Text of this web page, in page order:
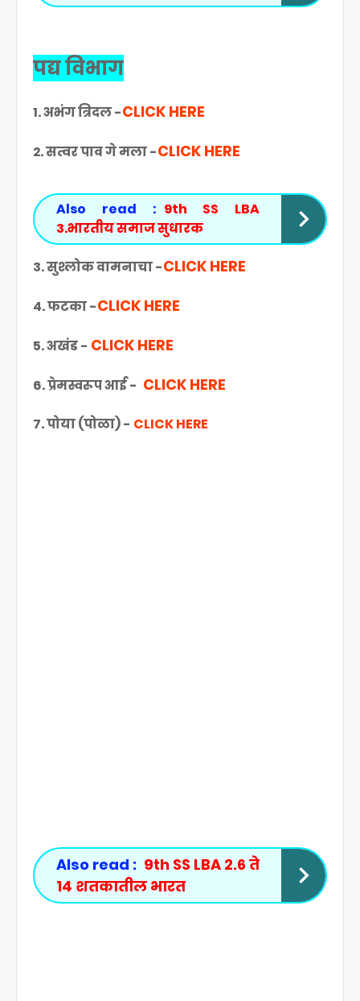
पद्य विभाग
1. अभंग त्रिदल-CLICK HERE
2. सत्वर पाव गे मला-CLICK HERE
Also read : 9th SS LBA
3.भारतीय समाज सुधारक
3. सुश्लोक वामनाचा-CLICK HERE
4. फटका-CLICK HERE
5. अखंड- CLICK HERE
6. प्रेमस्वरूप आई - CLICK HERE
7. पोया (पोळा) - CLICK HERE
Also read : 9th SS LBA 2.6 ते
14 शतकातील भारत